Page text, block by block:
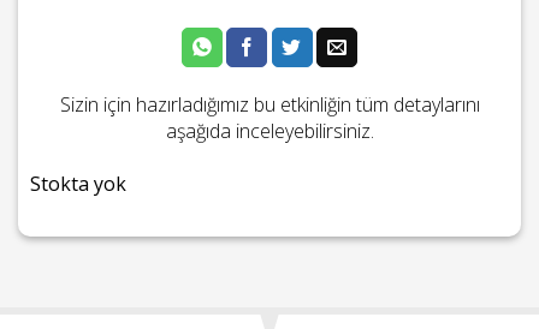
Sizin için hazırladığımız bu etkinliğin tüm detaylarını
aşağıda inceleyebilirsiniz.
Stokta yok